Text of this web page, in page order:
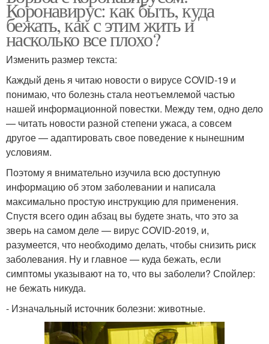
Коронавирус: как быть, куда
бежать, как с этим жить и
насколько все плохо?
Изменить размер текста:
Каждый день я читаю новости о вирусе COVID-19 и
понимаю, что болезнь стала неотъемлемой частью
нашей информационной повестки. Между тем, одно дело
— читать новости разной степени ужаса, а совсем
другое — адаптировать свое поведение к нынешним
условиям.
Поэтому я внимательно изучила всю доступную
информацию об этом заболевании и написала
максимально простую инструкцию для применения.
Спустя всего один абзац вы будете знать, что это за
зверь на самом деле — вирус COVID-2019, и,
разумеется, что необходимо делать, чтобы снизить риск
заболевания. Ну и главное — куда бежать, если
симптомы указывают на то, что вы заболели? Спойлер:
не бежать никуда.
- Изначальный источник болезни: животные.